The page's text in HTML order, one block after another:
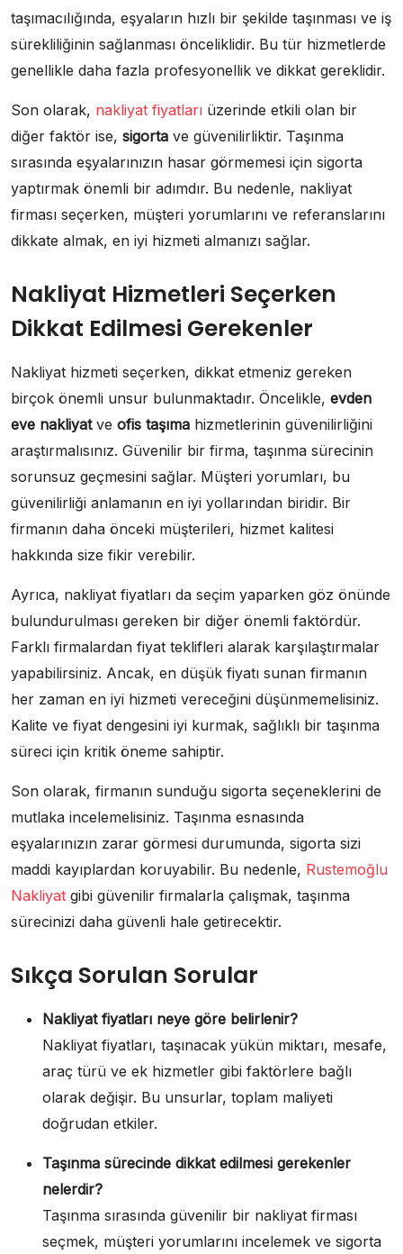
taşımacılığında, eşyaların hızlı bir şekilde taşınması ve iş
sürekliliğinin sağlanması önceliklidir. Bu tür hizmetlerde
genellikle daha fazla profesyonellik ve dikkat gereklidir.
Son olarak, nakliyat fiyatları üzerinde etkili olan bir
diğer faktör ise, sigorta ve güvenilirliktir. Taşınma
sırasında eşyalarınızın hasar görmemesi için sigorta
yaptırmak önemli bir adımdır. Bu nedenle, nakliyat
firması seçerken, müşteri yorumlarını ve referanslarını
dikkate almak, en iyi hizmeti almanızı sağlar.
Nakliyat Hizmetleri Seçerken
Dikkat Edilmesi Gerekenler
Nakliyat hizmeti seçerken, dikkat etmeniz gereken
birçok önemli unsur bulunmaktadır. Öncelikle, evden
eve nakliyatve ofis taşıma hizmetlerinin güvenilirliğini
araştırmalısınız. Güvenilir bir firma, taşınma sürecinin
sorunsuz geçmesini sağlar. Müşteri yorumları, bu
güvenilirliği anlamanın en iyi yollarından biridir. Bir
firmanın daha önceki müşterileri, hizmet kalitesi
hakkında size fikir verebilir.
Ayrıca, nakliyat fiyatları da seçim yaparken göz önünde
bulundurulması gereken bir diğer önemli faktördür.
Farklı firmalardan fiyat teklifleri alarak karşılaştırmalar
yapabilirsiniz. Ancak, en düşük fiyatı sunan firmanın
her zaman en iyi hizmeti vereceğini düşünmemelisiniz.
Kalite ve fiyat dengesini iyi kurmak, sağlıklı bir taşınma
süreci için kritik öneme sahiptir.
Son olarak, firmanın sunduğu sigorta seçeneklerini de
mutlaka incelemelisiniz. Taşınma esnasında
eşyalarınızın zarar görmesi durumunda, sigorta sizi
maddi kayıplardan koruyabilir. Bu nedenle, Rustemoğlu
Nakliyat gibi güvenilir firmalarla çalışmak, taşınma
sürecinizi daha güvenli hale getirecektir.
Sıkça Sorulan Sorular
Nakliyat fiyatları neye göre belirlenir?
Nakliyat fiyatları, taşınacak yükün miktarı, mesafe,
araç türü ve ek hizmetler gibi faktörlere bağlı
olarak değişir. Bu unsurlar, toplam maliyeti
doğrudan etkiler.
Taşınma sürecinde dikkat edilmesi gerekenler
nelerdir?
Taşınma sırasında güvenilir bir nakliyat firması
seçmek, müşteri yorumlarını incelemek ve sigorta